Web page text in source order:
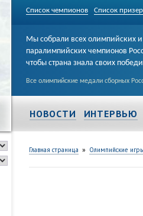
Список чемпионов Список
Мы собрали всех олимпийских и
паралимпийских чемпионов
чтобы страна знала своих
Все олимпийские медали сборных
НОВОСТИ ИНТЕРВЬЮ
Главная страница » Олимпийские